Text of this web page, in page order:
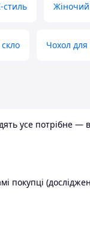
стиль
Чохол
усе потрібне —